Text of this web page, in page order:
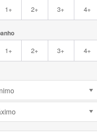
1+ 2+ 3+ 4+
1+ 2+ 3+ 4+